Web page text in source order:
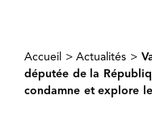
Accueil >Actualités >
députée de la
condamne et explore